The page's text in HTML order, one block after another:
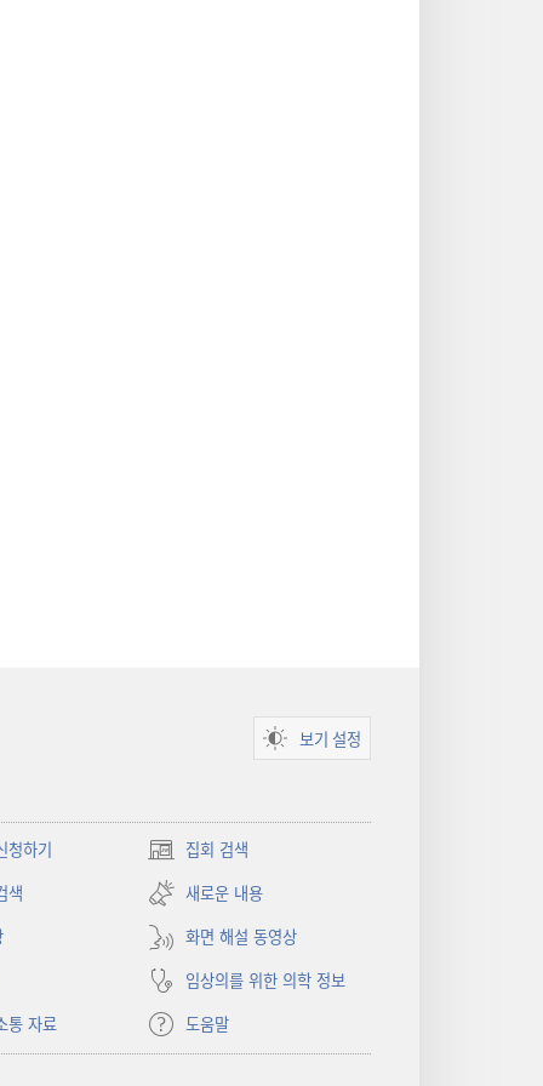
보기 설정
청하기 집회 검색
(새로운
창
열기)
색
새로운 내용
화면 해설 동영상
임상의를 위한 의학 정보
통 자료
도움말